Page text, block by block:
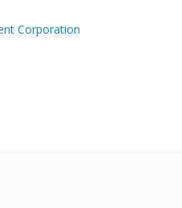
Corporation